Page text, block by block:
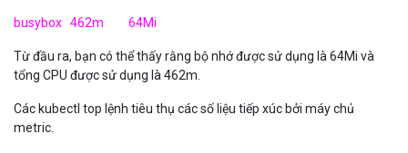
busybox 462m 64Mi
Từ đầu ra, bạn có thể thấy rằng bộ nhớ được sử dụng là 64Mi và
tổng CPU được sử dụng là 462m.
Các kubectl top lệnh tiêu thụ các số liệu tiếp xúc bởi máy chủ
metric.